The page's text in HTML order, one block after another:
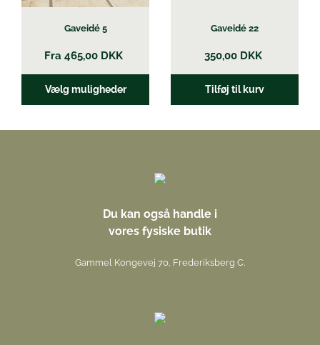
Gaveidé 5
Fra 465,00 DKK
Vælg muligheder
varesiden
Gaveidé 22
350,00 DKK
Tilføj til kurv
Du kan også handle i
vores fysiske butik
Gammel Kongevej 70, Frederiksberg C.